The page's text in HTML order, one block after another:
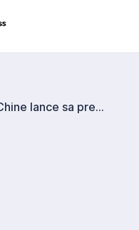
La Chine lance sa première chaîne de production automatisée de robots humanoïdes